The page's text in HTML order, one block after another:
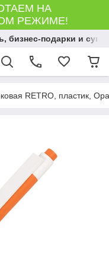
НА
РЕЖИМЕ!
бизнес-подарки и
RETRO, пластик,